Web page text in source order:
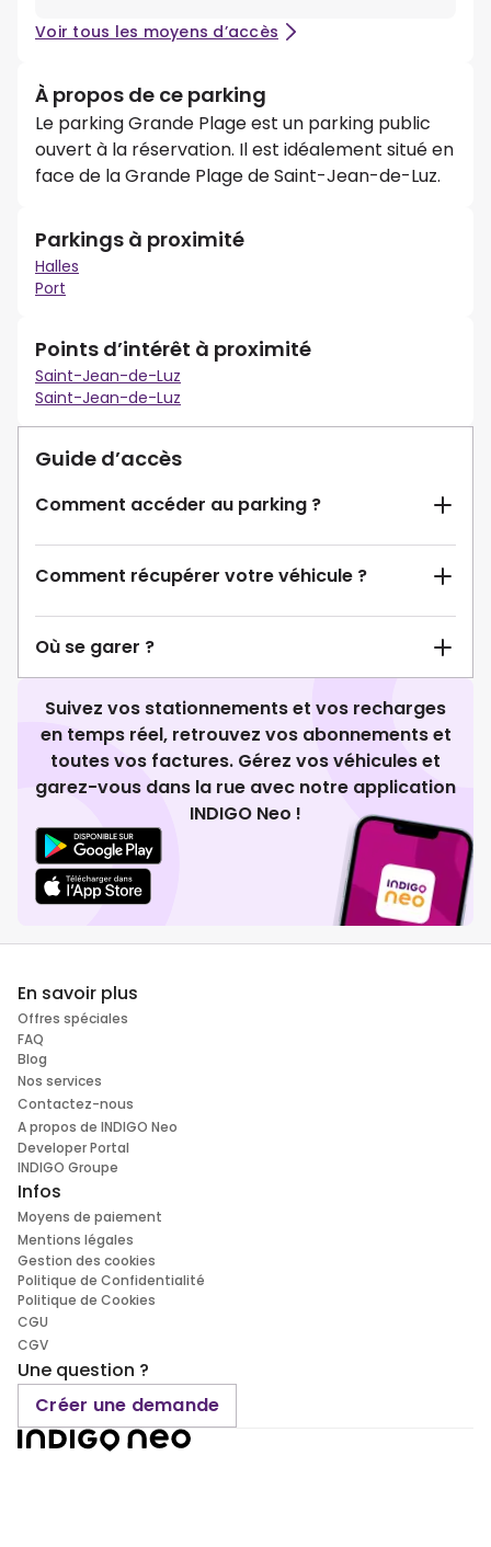
Voir tous les moyens d’accès
À propos de ce parking
Le parking Grande Plage est un parking public
ouvert à la réservation. Il est idéalement situé en
face de la Grande Plage de Saint-Jean-de-Luz.
Parkings à proximité
Halles
Port
Points d’intérêt à proximité
Saint-Jean-de-Luz
Saint-Jean-de-Luz
Guide d’accès
Comment accéder au parking ?
Comment récupérer votre véhicule ?
Où se garer ?
Suivez vos stationnements et vos recharges
en temps réel, retrouvez vos abonnements et
toutes vos factures. Gérez vos véhicules et
garez-vous dans la rue avec notre application
INDIGO Neo !
En savoir plus
Offres spéciales
FAQ
Blog
Nos services
Contactez-nous
A propos de INDIGO Neo
Developer Portal
INDIGO Groupe
Infos
Moyens de paiement
Mentions légales
Gestion des cookies
Politique de Confidentialité
Politique de Cookies
CGU
CGV
Une question ?
Créer une demande